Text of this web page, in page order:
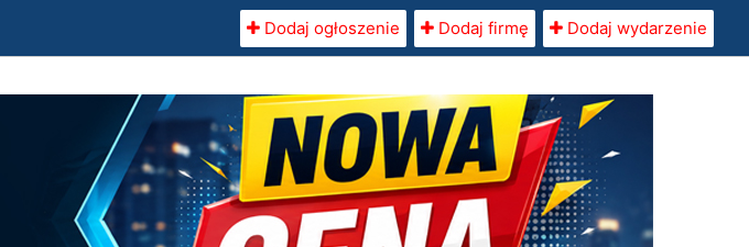
Dodaj ogłoszenie Dodaj firmę Dodaj wydarzenie